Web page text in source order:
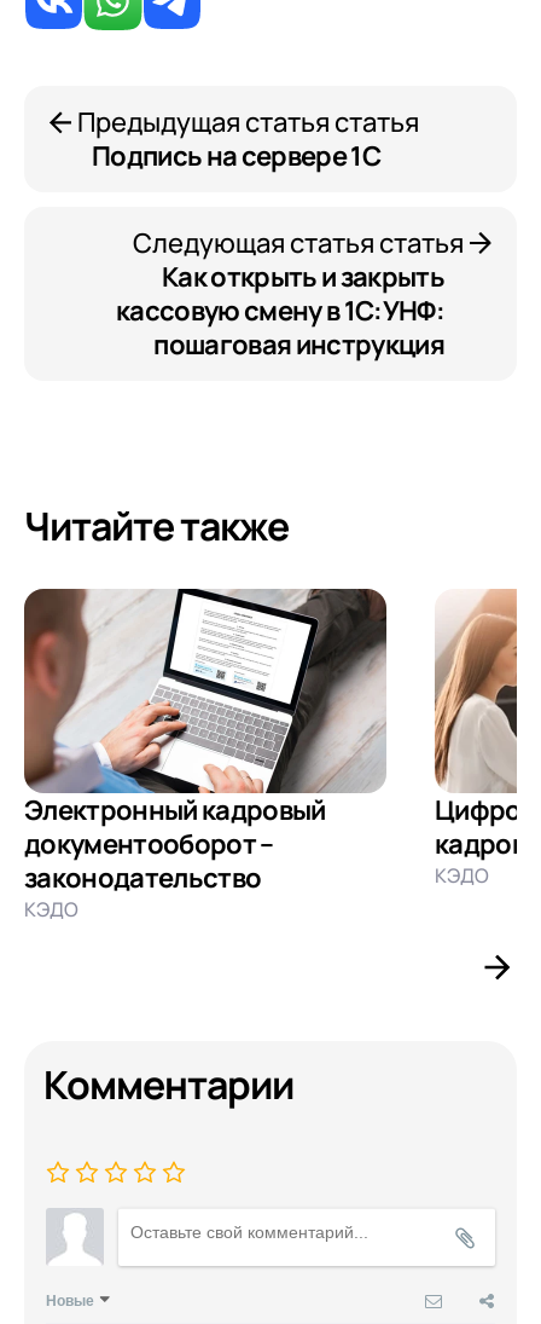
Предыдущая статья статья
Подпись на сервере 1С
Следующая статья статья
Как открыть и закрыть
кассовую смену в 1С:УНФ:
пошаговая инструкция
Читайте также
Электронный кадровый
документооборот –
законодательство
КЭДО
КЭДО
Комментарии
Новые